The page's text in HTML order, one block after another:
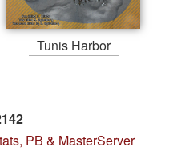
Tunis Harbor
PB & MasterServer